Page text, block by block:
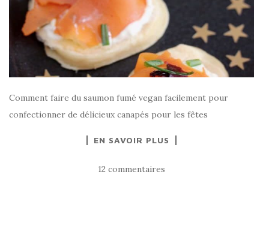
Comment faire du saumon fumé vegan facilement pour
confectionner de délicieux canapés pour les fêtes
EN SAVOIR PLUS
12 commentaires